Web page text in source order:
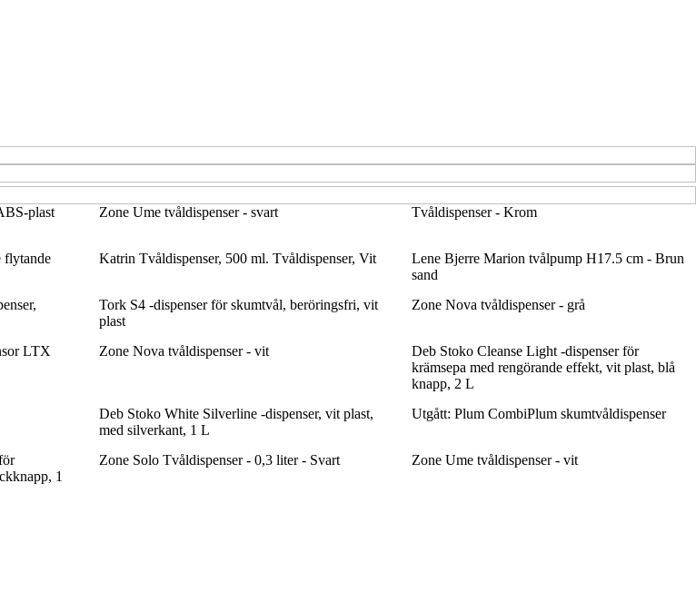
plast Zone Ume tvåldispenser - svart Tvåldispenser - Krom
flytande
Katrin Tvåldispenser, 500 ml. Tvåldispenser, Vit
Lene Bjerre Marion tvålpump H17.5 cm - Brun
sand
Tork S4 -dispenser för skumtvål, beröringsfri, vit
plast
Zone Nova tvåldispenser - grå
LTX
Zone Nova tvåldispenser - vit
Deb Stoko Cleanse Light -dispenser för
krämsepa med rengörande effekt, vit plast, blå
knapp, 2 L
Deb Stoko White Silverline -dispenser, vit plast,
med silverkant, 1 L
Utgått: Plum CombiPlum skumtvåldispenser
1
Zone Solo Tvåldispenser - 0,3 liter - Svart Zone Ume tvåldispenser - vit